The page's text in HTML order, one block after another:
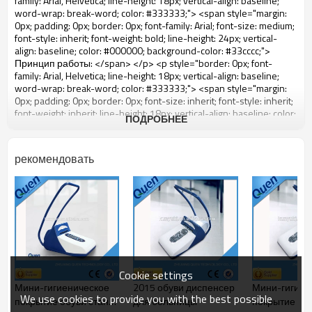
ПОДРОБНЕЕ
рекомендовать
Мини-гигиеническое
покрытие обуви станок
2015 обуви диспенсер
для больницы
Мини-
покрытие
Cookie settings
We use cookies to provide you with the best possible